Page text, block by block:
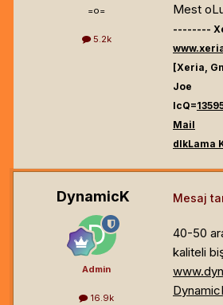
=o=
5.2k
Mest
--------
[Xeria,
Joe
IcQ=
Mail
dIkLama
DynamicK
Admin
16.9k
Mesaj
40-50
kaliteli